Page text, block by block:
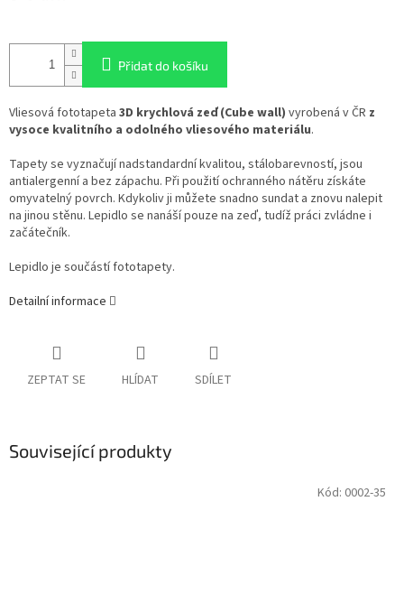
Přidat do košíku
Vliesová fototapeta 3D krychlová zeď (Cube wall) vyrobená v ČR z
vysoce kvalitního a odolného vliesového materiálu.
Tapety se vyznačují nadstandardní kvalitou, stálobarevností, jsou
antialergenní a bez zápachu. Při použití ochranného nátěru získáte
omyvatelný povrch. Kdykoliv ji můžete snadno sundat a znovu nalepit
na jinou stěnu. Lepidlo se nanáší pouze na zeď, tudíž práci zvládne i
začátečník.
Lepidlo je součástí fototapety.
Detailní informace
ZEPTAT SE HLÍDAT SDÍLET
Související produkty
Kód: 0002-35